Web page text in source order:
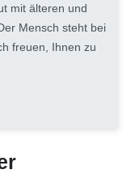
mit älteren und
Mensch steht bei
freuen, Ihnen zu